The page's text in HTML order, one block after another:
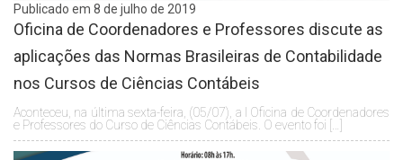
Publicado em 8 de julho de 2019
Oficina de Coordenadores e Professores discute as
aplicações das Normas Brasileiras de Contabilidade
nos Cursos de Ciências Contábeis
Aconteceu, na última sexta-feira, (05/07), a I Oficina de Coordenadores
e Professores do Curso de Ciências Contábeis. O evento foi […]